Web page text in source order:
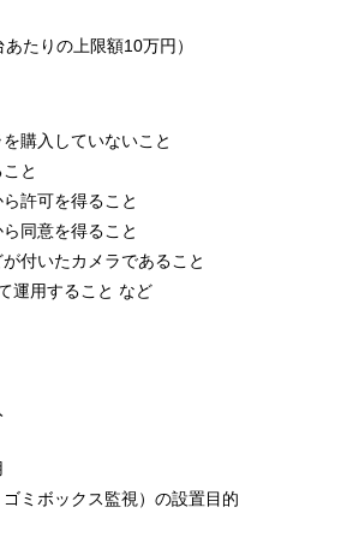
たりの上限額10万円）
購入していないこと
と
許可を得ること
同意を得ること
付いたカメラであること
運用すること など
ミボックス監視）の設置目的